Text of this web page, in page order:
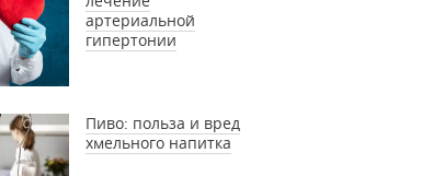
артериальной
гипертонии
Пиво: польза и вред
хмельного напитка